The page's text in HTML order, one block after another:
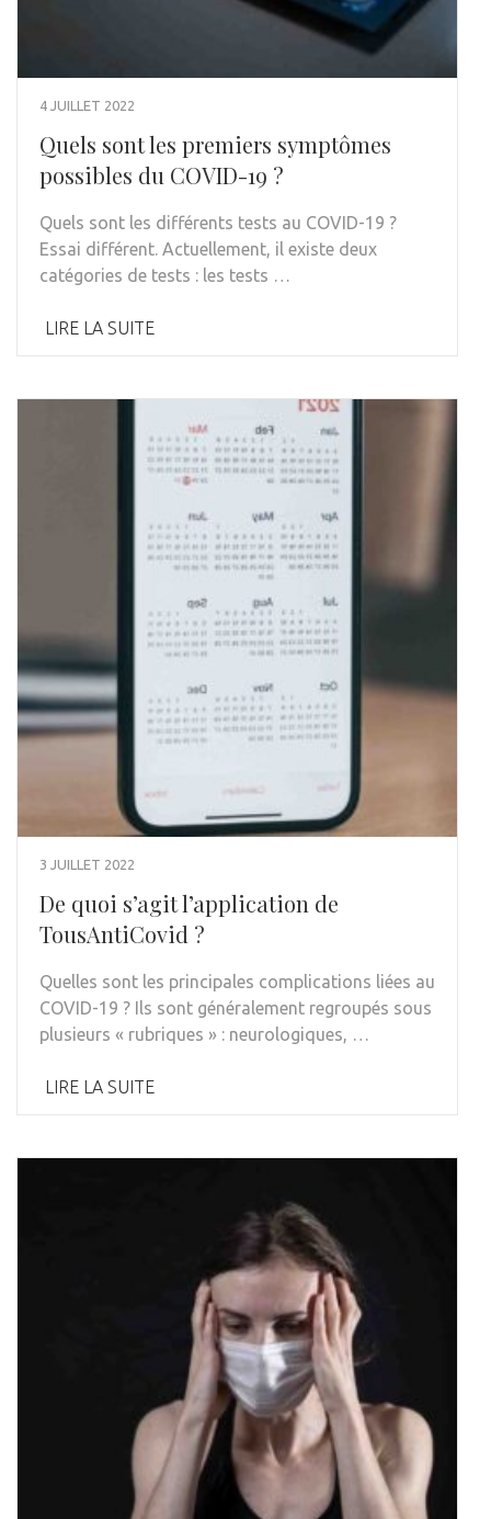
4 JUILLET 2022
Quels sont les premiers symptômes
possibles du COVID-19 ?
Quels sont les différents tests au COVID-19 ?
Essai différent. Actuellement, il existe deux
catégories de tests : les tests …
LIRE LA SUITE
3 JUILLET 2022
De quoi s’agit l’application de
TousAntiCovid ?
Quelles sont les principales complications liées au
COVID-19 ? Ils sont généralement regroupés sous
plusieurs « rubriques » : neurologiques, …
LIRE LA SUITE